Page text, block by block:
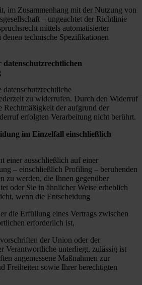
im Zusammenhang mit der Nutzung von
– ungeachtet der Richtlinie
mittels automatisierter
technische Spezifikationen
datenschutzrechtliche
zu widerrufen. Durch den Widerruf
der aufgrund der
erfolgten Verarbeitung nicht berührt.
im Einzelfall einschließlich
einer ausschließlich auf einer
– einschließlich Profiling – beruhenden
zu werden, die Ihnen gegenüber
oder Sie in ähnlicher Weise erheblich
wenn die Entscheidung
die Erfüllung eines Vertrags zwischen
erforderlich ist,
der Union oder der
Verantwortliche unterliegt, zulässig ist
angemessene Maßnahmen zur
Freiheiten sowie Ihrer berechtigten